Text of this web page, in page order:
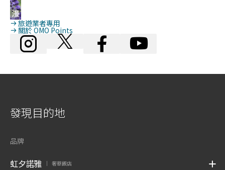
旅遊業者專用
關於 OMO Points
發現目的地
品牌
虹夕諾雅 奢華飯店